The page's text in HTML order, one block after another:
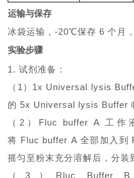
运输与保存
冰袋运输，-20℃保存6个月
实验步骤
1.试剂准备：
（ 1 ） 1x Universal lysis
的 5x Universal lysis Buffer
（ 2） Fluc buffer A 工作
将 Fluc buffer A全部加入到
摇匀至粉末充分溶解后，分装
（3） Rluc Buffer